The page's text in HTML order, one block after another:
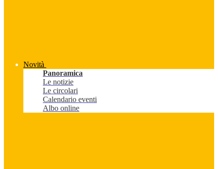
Novità
Panoramica
Le notizie
Le circolari
Calendario eventi
Albo online